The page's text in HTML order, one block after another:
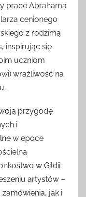
prace Abrahama
cenionego
z rodzimą
inspirując się
uczniom
wrażliwość na
przygodę
i
w epoce
w Gildii
artystów –
jak i